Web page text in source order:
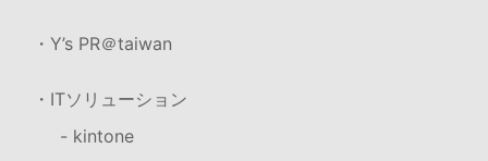
・Y’s PR＠taiwan
・ITソリューション
- kintone